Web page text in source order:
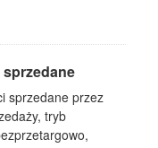
sprzedane przez
tryb